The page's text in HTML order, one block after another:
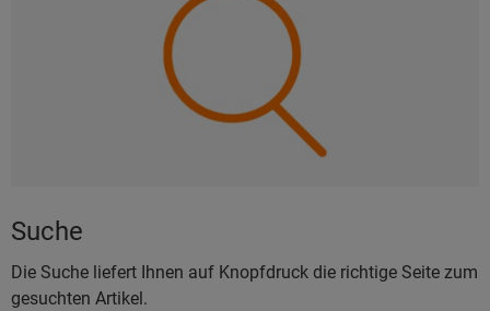
Suche
Die Suche liefert Ihnen auf Knopfdruck die richtige Seite zum
gesuchten Artikel.